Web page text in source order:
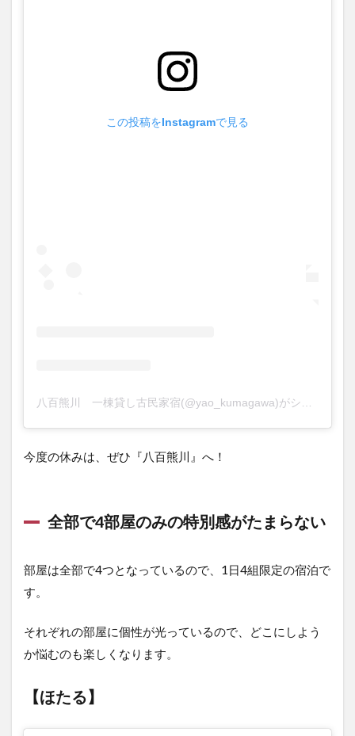
この投稿をInstagramで見る
今度の休みは、ぜひ『八百熊川』へ！
全部で4部屋のみの特別感がたまらない
部屋は全部で4つとなっているので、1日4組限定の宿泊で
す。
それぞれの部屋に個性が光っているので、どこにしよう
か悩むのも楽しくなります。
【ほたる】